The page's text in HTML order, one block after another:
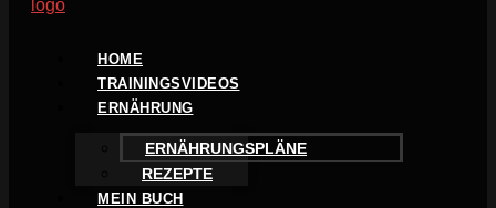
HOME
TRAININGSVIDEOS
ERNÄHRUNG
ERNÄHRUNGSPLÄNE
REZEPTE
MEIN BUCH